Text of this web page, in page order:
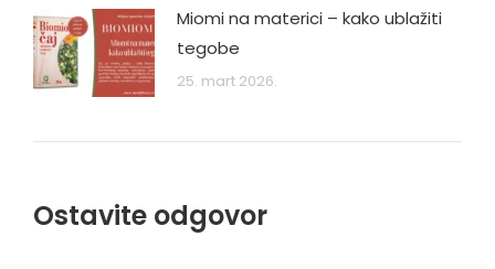
Miomi na materici – kako ublažiti
tegobe
25. mart 2026.
Ostavite odgovor